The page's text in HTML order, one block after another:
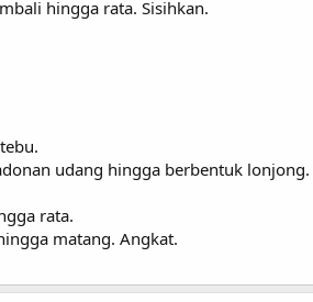
hingga rata. Sisihkan.
udang hingga berbentuk lonjong.
rata.
matang. Angkat.